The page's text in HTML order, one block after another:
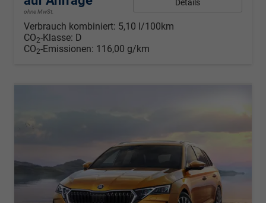
ohne MwSt.
Details
Verbrauch kombiniert: 5,10 l/100km
CO2-Klasse: D
CO2-Emissionen: 116,00 g/km